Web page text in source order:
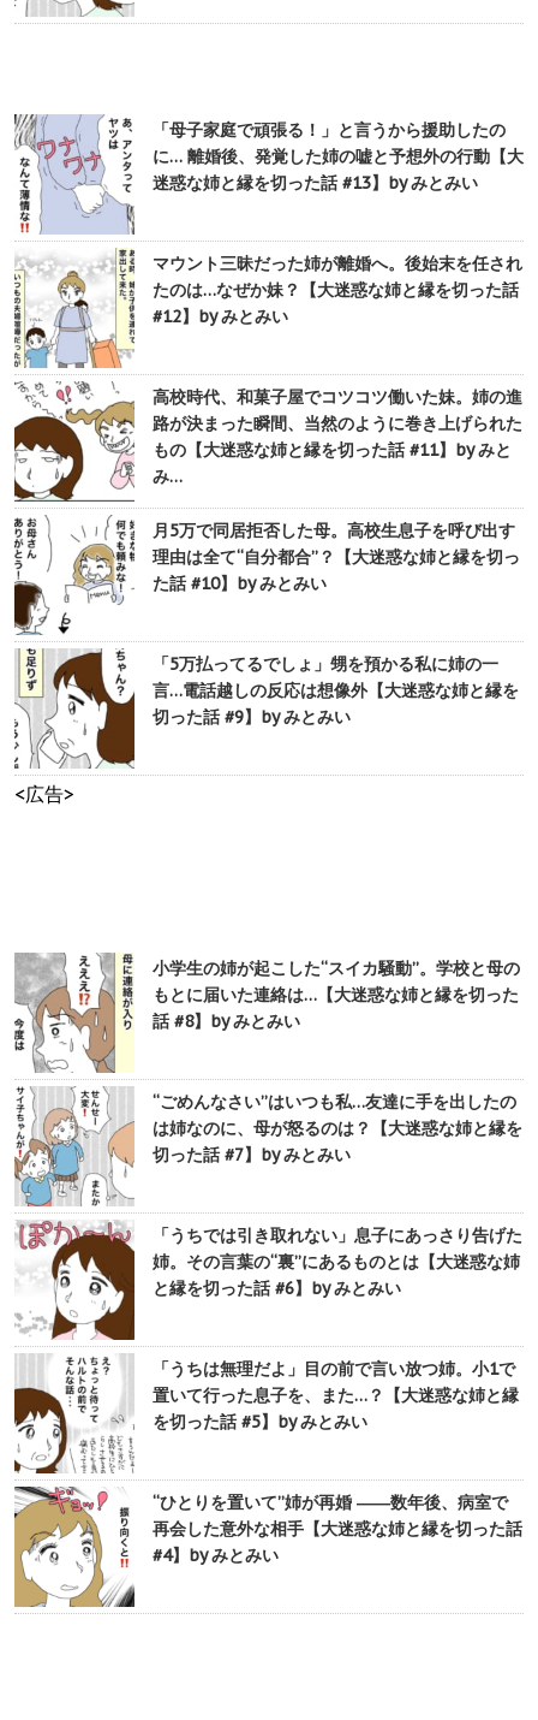
「母子家庭で頑張る！」と言うから援助したの
に… 離婚後、発覚した姉の嘘と予想外の行動【大
迷惑な姉と縁を切った話 #13】by みとみい
マウント三昧だった姉が離婚へ。後始末を任され
たのは…なぜか妹？【大迷惑な姉と縁を切った話
#12】by みとみい
高校時代、和菓子屋でコツコツ働いた妹。姉の進
路が決まった瞬間、当然のように巻き上げられた
もの【大迷惑な姉と縁を切った話 #11】by みと
み…
月5万で同居拒否した母。高校生息子を呼び出す
理由は全て“自分都合”？【大迷惑な姉と縁を切っ
た話 #10】by みとみい
「5万払ってるでしょ」甥を預かる私に姉の一
言…電話越しの反応は想像外【大迷惑な姉と縁を
切った話 #9】by みとみい
<広告>
小学生の姉が起こした“スイカ騒動”。学校と母の
もとに届いた連絡は…【大迷惑な姉と縁を切った
話 #8】by みとみい
“ごめんなさい”はいつも私…友達に手を出したの
は姉なのに、母が怒るのは？【大迷惑な姉と縁を
切った話 #7】by みとみい
「うちでは引き取れない」息子にあっさり告げた
姉。その言葉の“裏”にあるものとは【大迷惑な姉
と縁を切った話 #6】by みとみい
「うちは無理だよ」目の前で言い放つ姉。小1で
置いて行った息子を、また…？【大迷惑な姉と縁
を切った話 #5】by みとみい
“ひとりを置いて”姉が再婚 ――数年後、病室で
再会した意外な相手【大迷惑な姉と縁を切った話
#4】by みとみい